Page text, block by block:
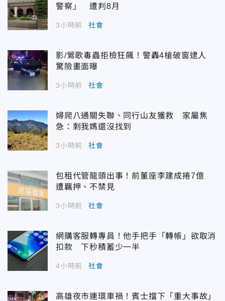
警察」 遭判8月
3小時前 社會
影/鶯歌毒蟲拒檢狂飆！警轟4槍破窗逮人
驚險畫面曝
3小時前 社會
婦爬八通關失聯、同行山友獲救 家屬焦
急：剩我媽還沒找到
3小時前 社會
包租代管龍頭出事！前董座李建成捲7億
遭羈押、不禁見
3小時前 社會
網購客服轉專員！他手把手「轉帳」欲取消
扣款 下秒積蓄少一半
4小時前 社會
高雄夜市連環車禍！賓士擋下「重大事故」